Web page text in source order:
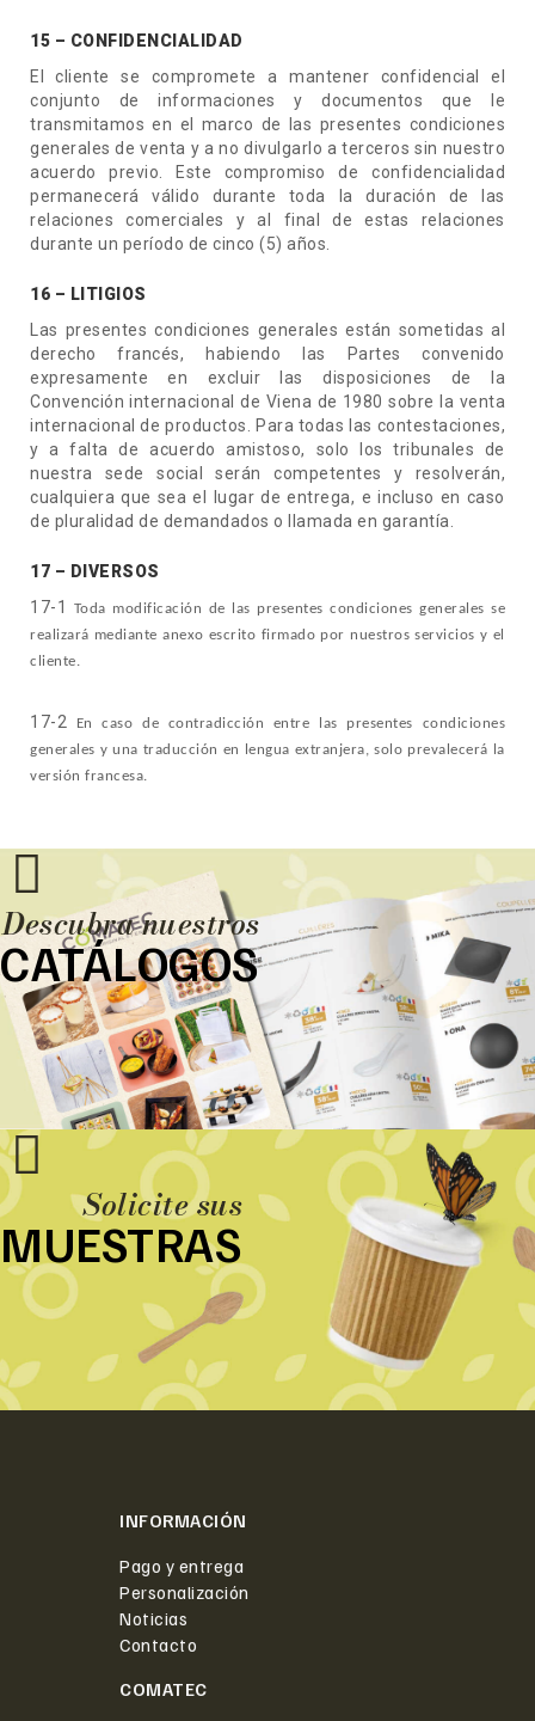
15 – CONFIDENCIALIDAD
El cliente se compromete a mantener confidencial el
conjunto de informaciones y documentos que le
transmitamos en el marco de las presentes condiciones
generales de venta y a no divulgarlo a terceros sin nuestro
acuerdo previo. Este compromiso de confidencialidad
permanecerá válido durante toda la duración de las
relaciones comerciales y al final de estas relaciones
durante un período de cinco (5) años.
16 – LITIGIOS
Las presentes condiciones generales están sometidas al
derecho francés, habiendo las Partes convenido
expresamente en excluir las disposiciones de la
Convención internacional de Viena de 1980 sobre la venta
internacional de productos. Para todas las contestaciones,
y a falta de acuerdo amistoso, solo los tribunales de
nuestra sede social serán competentes y resolverán,
cualquiera que sea el lugar de entrega, e incluso en caso
de pluralidad de demandados o llamada en garantía.
17 – DIVERSOS
17-1
Toda modificación de las presentes condiciones generales se
realizará mediante anexo escrito firmado por nuestros servicios y el
cliente.
17-2
En caso de contradicción entre las presentes condiciones
generales y una traducción en lengua extranjera, solo prevalecerá la
versión francesa.
Descubra nuestros
CATÁLOGOS
Solicite sus
MUESTRAS
INFORMACIÓN
Pago y entrega
Personalización
Noticias
Contacto
COMATEC